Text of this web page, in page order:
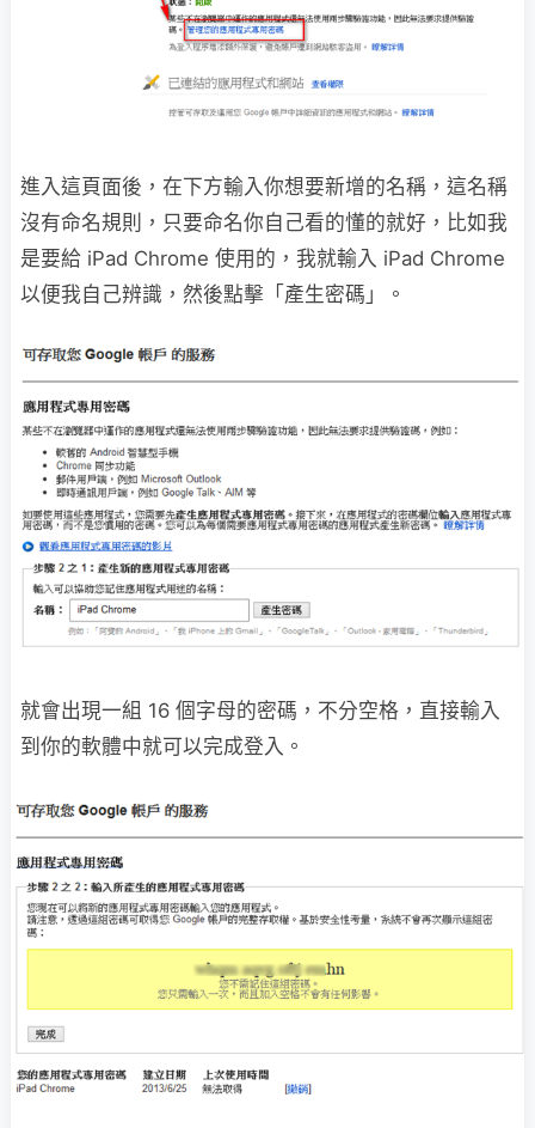
進入這頁面後，在下方輸入你想要新增的名稱，這名稱
沒有命名規則，只要命名你自己看的懂的就好，比如我
是要給 iPad Chrome 使用的，我就輸入 iPad Chrome
以便我自己辨識，然後點擊「產生密碼」。
就會出現一組 16 個字母的密碼，不分空格，直接輸入
到你的軟體中就可以完成登入。